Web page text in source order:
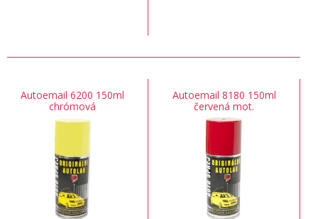
Autoemail 6200 150ml
chrómová
Autoemail 8180 150ml
červená mot.